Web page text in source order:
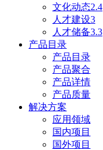
文化动态2.4
人才建设3
人才储备3.3
产品目录
产品目录
产品聚合
产品详情
产品质量
解决方案
应用领域
国内项目
国外项目